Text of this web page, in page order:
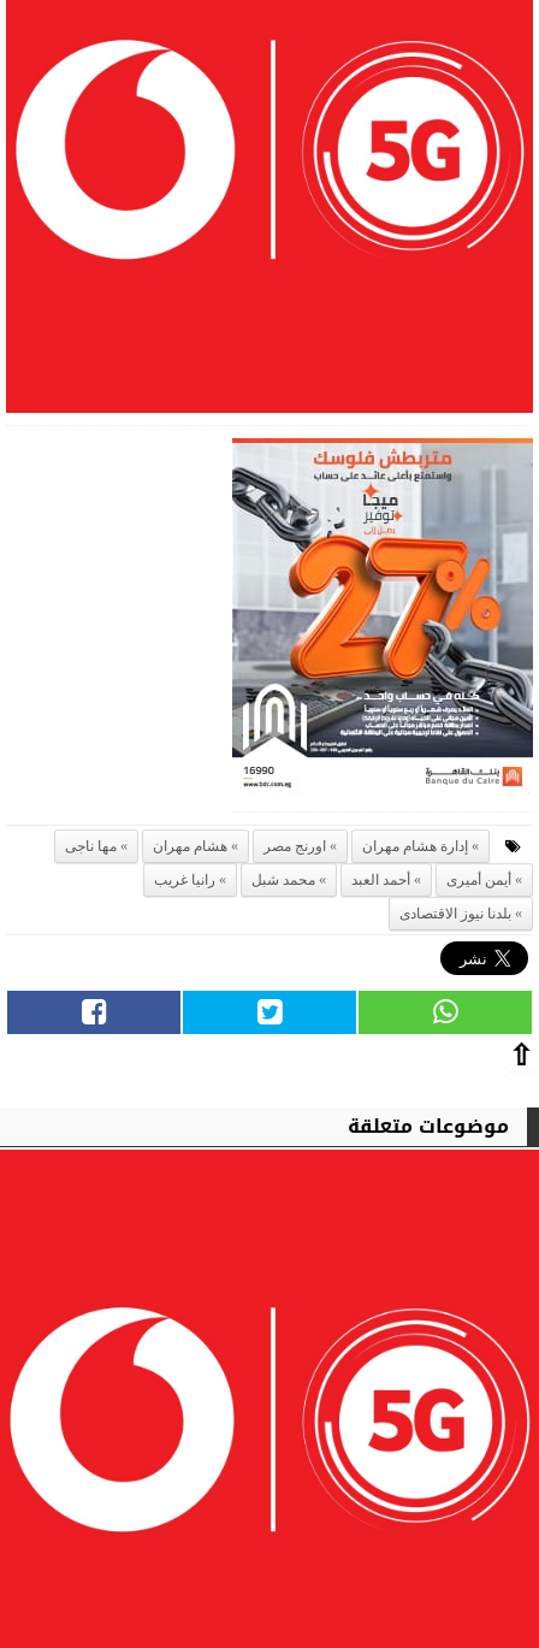
إدارة هشام مهران اورنج مصر هشام مهران
مها ناجى
أيمن أميرى
أحمد العبد محمد شبل
رانيا غريب
بلدنا نيوز الاقتصادى
⇧
موضوعات متعلقة